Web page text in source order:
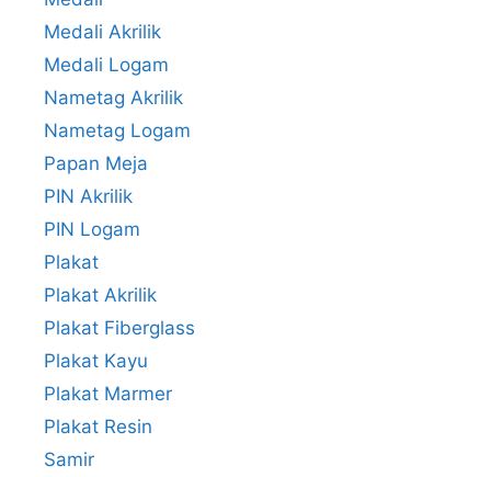
Medali Akrilik
Medali Logam
Nametag Akrilik
Nametag Logam
Papan Meja
PIN Akrilik
PIN Logam
Plakat
Plakat Akrilik
Plakat Fiberglass
Plakat Kayu
Plakat Marmer
Plakat Resin
Samir